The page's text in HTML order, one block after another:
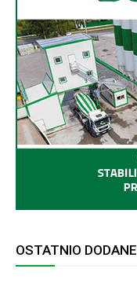
OSTATNIO DODANE